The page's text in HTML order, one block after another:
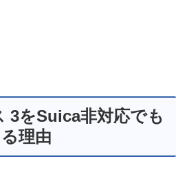
3をSuica非対応でも
理由